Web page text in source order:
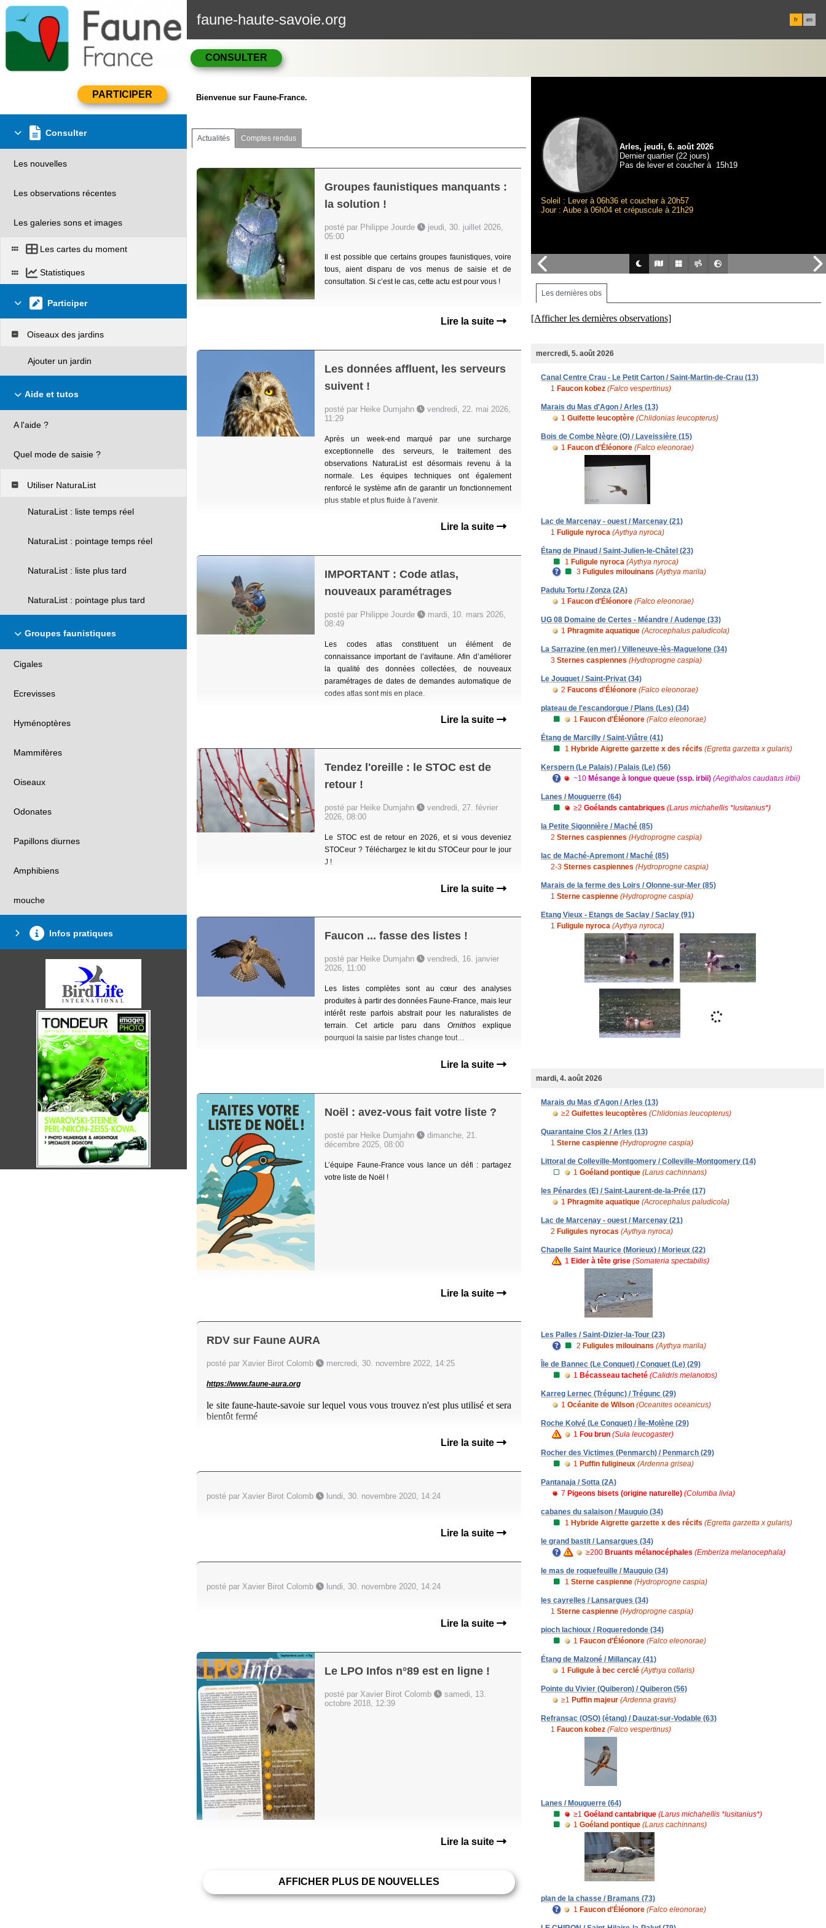
faune-haute-savoie.org fr en
Consulter
Les nouvelles
Les observations récentes
Les galeries sons et images
Les cartes du moment
Statistiques
Participer
Oiseaux des jardins
Ajouter un jardin
Aide et tutos
A l'aide ?
Quel mode de saisie ?
Utiliser NaturaList
NaturaList : liste temps réel
NaturaList : pointage temps réel
NaturaList : liste plus tard
NaturaList : pointage plus tard
Groupes faunistiques
Cigales
Ecrevisses
Hyménoptères
Mammifères
Oiseaux
Odonates
Papillons diurnes
Amphibiens
mouche
Infos pratiques
CONSULTER
Arles, jeudi, 6. août 2026
Dernier quartier (22 jours)
Pas de lever et coucher à 15h19
Soleil : Lever à 06h36 et coucher à 20h57
Jour : Aube à 06h04 et crépuscule à 21h29
Les dernières obs
[Afficher les dernières observations]
mercredi, 5. août 2026
Canal Centre Crau - Le Petit Carton / Saint-Martin-de-Crau (13)
1 Faucon kobez (Falco vespertinus)
Marais du Mas d'Agon / Arles (13)
1 Guifette leucoptère (Chlidonias leucopterus)
Bois de Combe Nègre (O) / Laveissière (15)
1 Faucon d'Éléonore (Falco eleonorae)
Lac de Marcenay - ouest / Marcenay (21)
1 Fuligule nyroca (Aythya nyroca)
Étang de Pinaud / Saint-Julien-le-Châtel (23)
1 Fuligule nyroca (Aythya nyroca)
3 Fuligules milouinans (Aythya marila)
Padulu Tortu / Zonza (2A)
1 Faucon d'Éléonore (Falco eleonorae)
UG 08 Domaine de Certes - Méandre / Audenge (33)
1 Phragmite aquatique (Acrocephalus paludicola)
La Sarrazine (en mer) / Villeneuve-lès-Maguelone (34)
3 Sternes caspiennes (Hydroprogne caspia)
Le Jouquet / Saint-Privat (34)
2 Faucons d'Éléonore (Falco eleonorae)
plateau de l'escandorgue / Plans (Les) (34)
1 Faucon d'Éléonore (Falco eleonorae)
Étang de Marcilly / Saint-Viâtre (41)
1 Hybride Aigrette garzette x des récifs (Egretta garzetta x gularis)
Kerspern (Le Palais) / Palais (Le) (56)
~10 Mésange à longue queue (ssp. irbii) (Aegithalos caudatus irbii)
Lanes / Mouguerre (64)
≥2 Goélands cantabriques (Larus michahellis *lusitanius*)
la Petite Sigonnière / Maché (85)
2 Sternes caspiennes (Hydroprogne caspia)
lac de Maché-Apremont / Maché (85)
2-3 Sternes caspiennes (Hydroprogne caspia)
Marais de la ferme des Loirs / Olonne-sur-Mer (85)
1 Sterne caspienne (Hydroprogne caspia)
Etang Vieux - Etangs de Saclay / Saclay (91)
1 Fuligule nyroca (Aythya nyroca)
mardi, 4. août 2026
Marais du Mas d'Agon / Arles (13)
≥2 Guifettes leucoptères (Chlidonias leucopterus)
Quarantaine Clos 2 / Arles (13)
1 Sterne caspienne (Hydroprogne caspia)
Littoral de Colleville-Montgomery / Colleville-Montgomery (14)
1 Goéland pontique (Larus cachinnans)
les Pénardes (E) / Saint-Laurent-de-la-Prée (17)
1 Phragmite aquatique (Acrocephalus paludicola)
Lac de Marcenay - ouest / Marcenay (21)
2 Fuligules nyrocas (Aythya nyroca)
Chapelle Saint Maurice (Morieux) / Morieux (22)
1 Eider à tête grise (Somateria spectabilis)
Les Palles / Saint-Dizier-la-Tour (23)
2 Fuligules milouinans (Aythya marila)
Île de Bannec (Le Conquet) / Conquet (Le) (29)
1 Bécasseau tacheté (Calidris melanotos)
Karreg Lernec (Trégunc) / Trégunc (29)
1 Océanite de Wilson (Oceanites oceanicus)
Roche Kolvé (Le Conquet) / Île-Molène (29)
1 Fou brun (Sula leucogaster)
Rocher des Victimes (Penmarch) / Penmarch (29)
1 Puffin fuligineux (Ardenna grisea)
Pantanaja / Sotta (2A)
7 Pigeons bisets (origine naturelle) (Columba livia)
cabanes du salaison / Mauguio (34)
1 Hybride Aigrette garzette x des récifs (Egretta garzetta x gularis)
le grand bastit / Lansargues (34)
≥200 Bruants mélanocéphales (Emberiza melanocephala)
le mas de roquefeuille / Mauguio (34)
1 Sterne caspienne (Hydroprogne caspia)
les cayrelles / Lansargues (34)
1 Sterne caspienne (Hydroprogne caspia)
pioch lachioux / Roqueredonde (34)
1 Faucon d'Éléonore (Falco eleonorae)
Étang de Malzoné / Millançay (41)
1 Fuligule à bec cerclé (Aythya collaris)
Pointe du Vivier (Quiberon) / Quiberon (56)
≥1 Puffin majeur (Ardenna gravis)
Refransac (OSO) (étang) / Dauzat-sur-Vodable (63)
1 Faucon kobez (Falco vespertinus)
Lanes / Mouguerre (64)
≥1 Goéland cantabrique (Larus michahellis *lusitanius*)
1 Goéland pontique (Larus cachinnans)
plan de la chasse / Bramans (73)
1 Faucon d'Éléonore (Falco eleonorae)
Bienvenue sur Faune-France.
Actualités Comptes rendus
Groupes faunistiques manquants :
la solution !
posté par Philippe Jourde
jeudi, 30. juillet 2026,
05:00
Il est possible que certains groupes faunistiques, voire
tous, aient disparu de vos menus de saisie et de
consultation. Si c’est le cas, cette actu est pour vous !
Lire la suite
Les données affluent, les serveurs
suivent !
posté par Heike Dumjahn
vendredi, 22. mai 2026,
11:29
Après un week-end marqué par une surcharge
exceptionnelle des serveurs, le traitement des
observations NaturaList est désormais revenu à la
normale. Les équipes techniques ont également
renforcé le système afin de garantir un fonctionnement
plus stable et plus fluide à l’avenir.
Lire la suite
IMPORTANT : Code atlas,
nouveaux paramétrages
posté par Philippe Jourde
mardi, 10. mars 2026,
08:49
Les codes atlas constituent un élément de
connaissance important de l’avifaune. Afin d’améliorer
la qualité des données collectées, de nouveaux
paramétrages de dates de demandes automatique de
codes atlas sont mis en place.
Lire la suite
Tendez l'oreille : le STOC est de
retour !
posté par Heike Dumjahn
vendredi, 27. février
2026, 08:00
Le STOC est de retour en 2026, et si vous deveniez
STOCeur ? Téléchargez le kit du STOCeur pour le jour
J !
Lire la suite
Faucon ... fasse des listes !
posté par Heike Dumjahn
vendredi, 16. janvier
2026, 11:00
Les listes complètes sont au cœur des analyses
produites à partir des données Faune-France, mais leur
intérêt reste parfois abstrait pour les naturalistes de
terrain. Cet article paru dans Ornithosexplique
pourquoi la saisie par listes change tout…
Lire la suite
Noël : avez-vous fait votre liste ?
posté par Heike Dumjahn
dimanche, 21.
décembre 2025, 08:00
L’équipe Faune-France vous lance un défi : partagez
votre liste de Noël !
Lire la suite
RDV sur Faune AURA
posté par Xavier Birot Colomb mercredi, 30. novembre 2022, 14:25
https://www.faune-aura.org
le site faune-haute-savoie sur lequel vous vous trouvez n'est plus utilisé et sera
bientôt fermé
Lire la suite
posté par Xavier Birot Colomb lundi, 30. novembre 2020, 14:24
Lire la suite
posté par Xavier Birot Colomb lundi, 30. novembre 2020, 14:24
Lire la suite
Le LPO Infos n°89 est en ligne !
posté par Xavier Birot Colomb
samedi, 13.
octobre 2018, 12:39
Lire la suite
AFFICHER PLUS DE NOUVELLES